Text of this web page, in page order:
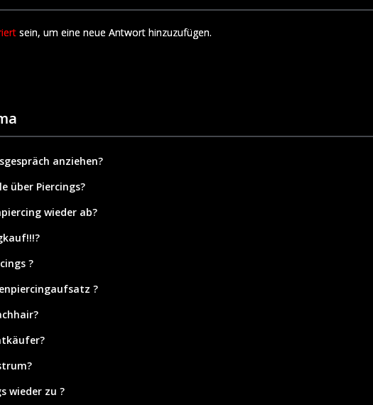
sein, um eine neue Antwort hinzuzufügen.
anziehen?
über Piercings?
wieder ab?
?
?
wieder zu ?